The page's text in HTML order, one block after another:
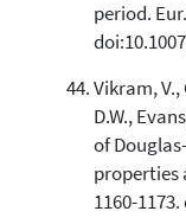
period.
Vikram, V.,
D.W.,
of
properties
1160-